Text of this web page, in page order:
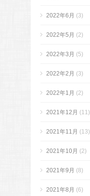
2022年6月 (3)
2022年5月 (2)
2022年3月 (5)
2022年2月 (3)
2022年1月 (2)
2021年12月 (11)
2021年11月 (13)
2021年10月 (2)
2021年9月 (8)
2021年8月 (6)